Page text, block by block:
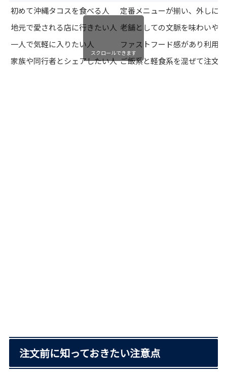
初めて沖縄タコスを食べる人
定番メニューが揃い、外しに
地元で愛される店に行きたい人 老舗としての文脈を味わいや
一人で気軽に入りたい人
ファストフード感があり利用
家族や同行者とシェアしたい人 ご飯系と軽食系を混ぜて注文
スクロールできます
注文前に知っておきたい注意点